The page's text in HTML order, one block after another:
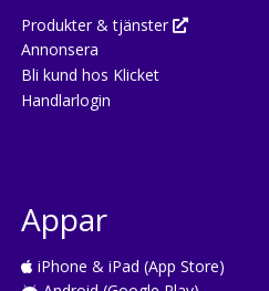
Produkter & tjänster
Annonsera
Bli kund hos Klicket
Handlarlogin
Appar
iPhone & iPad (App Store)